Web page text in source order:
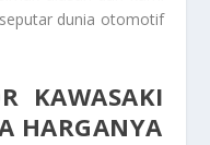
dunia otomotif
KAWASAKI
HARGANYA